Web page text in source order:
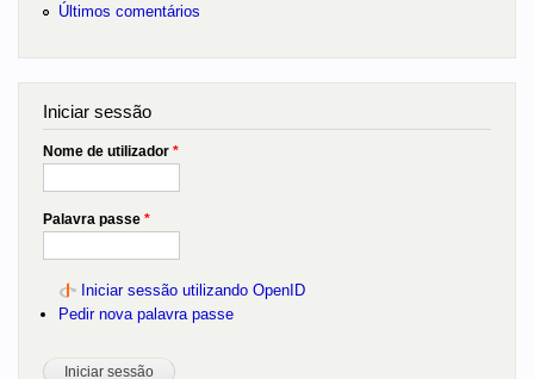
Últimos comentários
Iniciar sessão
Nome de utilizador *
Palavra passe *
Iniciar sessão utilizando OpenID
Pedir nova palavra passe